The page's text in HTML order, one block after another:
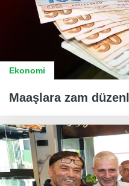
Ekonomi
Maaşlara zam